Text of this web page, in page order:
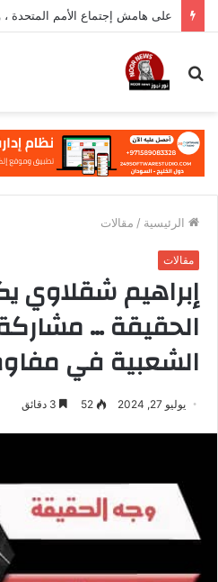
بحث
الرئيسية / مقالات
مقالات
إبراهيم شقلاوي
الحقيقة …
الشعبية في
يوليو 27, 2024 52